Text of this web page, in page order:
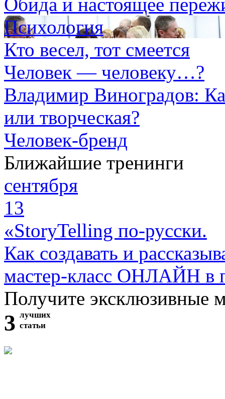
Психология
Кто весел, тот смеется
Человек — человеку…?
Владимир Виноградов:
или творческая?
Человек-бренд
Ближайшие тренинги
сентября
13
«StoryTelling по-русски.
Как создавать и
мастер-класс ОНЛАЙН в
Получите эксклюзивные
3 лучших
статьи